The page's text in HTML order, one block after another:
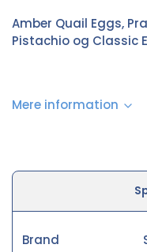
Amber Quail Eggs,
Pistachio og Classic
Mere information
Brand